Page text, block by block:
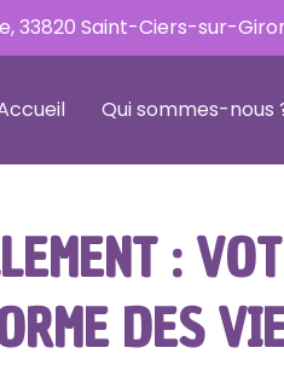
33820 Saint-Ciers-sur-
Qui sommes-nous
:
DES